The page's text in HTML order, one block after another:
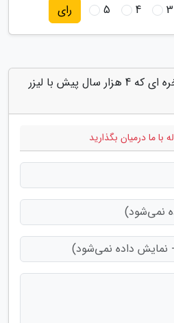
3
4
5 رای
دیدگاه های مرتبط با "صخره ای که 4 هزار سال پیش با لیزر
با ما درمیان بگذارید